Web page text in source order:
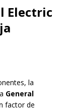
Electric
la
General
factor de